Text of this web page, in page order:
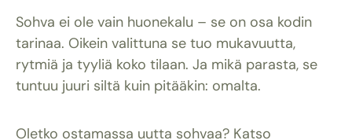
Sohva ei ole vain huonekalu – se on osa kodin
tarinaa. Oikein valittuna se tuo mukavuutta,
rytmiä ja tyyliä koko tilaan. Ja mikä parasta, se
tuntuu juuri siltä kuin pitääkin: omalta.
Oletko ostamassa uutta sohvaa? Katso